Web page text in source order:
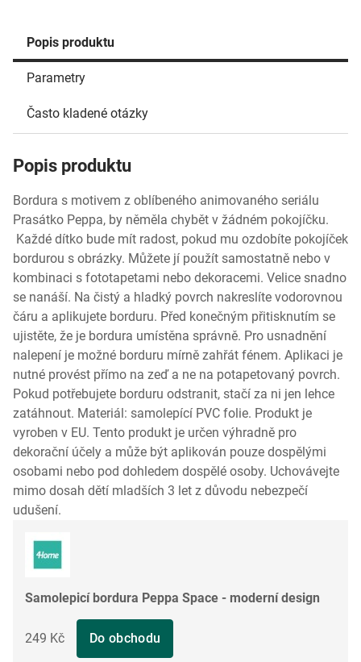
Popis produktu
Parametry
Často kladené otázky
Popis produktu
Bordura s motivem z oblíbeného animovaného seriálu
Prasátko Peppa, by něměla chybět v žádném pokojíčku.
Každé dítko bude mít radost, pokud mu ozdobíte pokojíček
bordurou s obrázky. Můžete jí použít samostatně nebo v
kombinaci s fototapetami nebo dekoracemi. Velice snadno
se nanáší. Na čistý a hladký povrch nakreslíte vodorovnou
čáru a aplikujete borduru. Před konečným přitisknutím se
ujistěte, že je bordura umístěna správně. Pro usnadnění
nalepení je možné borduru mírně zahřát fénem. Aplikaci je
nutné provést přímo na zeď a ne na potapetovaný povrch.
Pokud potřebujete borduru odstranit, stačí za ni jen lehce
zatáhnout. Materiál: samolepící PVC folie. Produkt je
vyroben v EU. Tento produkt je určen výhradně pro
dekorační účely a může být aplikován pouze dospělými
osobami nebo pod dohledem dospělé osoby. Uchovávejte
mimo dosah dětí mladších 3 let z důvodu nebezpečí
udušení.
Samolepicí bordura Peppa Space - moderní design
249 Kč Do obchodu